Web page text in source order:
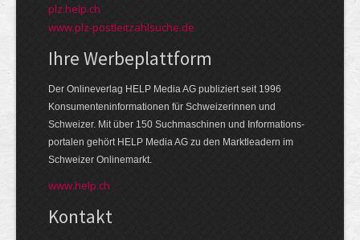
plz.help.ch
www.plz-postleitzahlsuche.de
Ihre Werbeplattform
Der Onlineverlag HELP Media AG publiziert seit 1996
Konsumenten­informationen für Schweizerinnen und
Schweizer. Mit über 150 Suchmaschinen und Informations­
portalen gehört HELP Media AG zu den Markt­leadern im
Schweizer Onlinemarkt.
www.help.ch
Kontakt